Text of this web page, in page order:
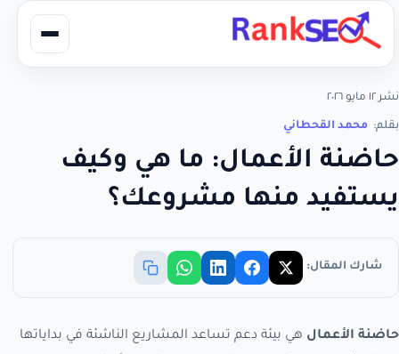
نشر ١٢ مايو ٢٠٢٦
بقلم: محمد القحطاني
حاضنة الأعمال: ما هي وكيف
يستفيد منها مشروعك؟
شارك المقال:
حاضنة الأعمال هي بيئة دعم تساعد المشاريع الناشئة في بداياتها